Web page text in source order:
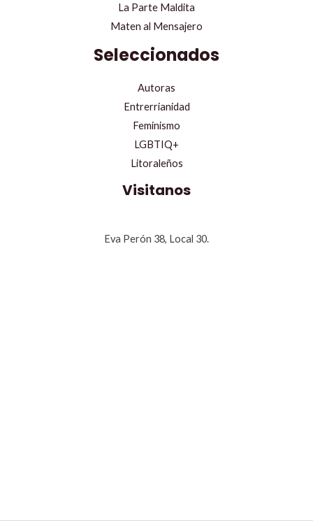
La Parte Maldita
Maten al Mensajero
Seleccionados
Autoras
Entrerrianidad
Feminismo
LGBTIQ+
Litoraleños
Visitanos
Eva Perón 38, Local 30.